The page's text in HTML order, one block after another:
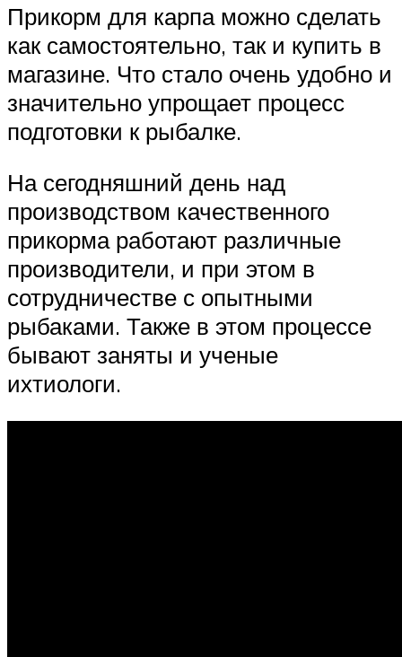
Прикорм для карпа можно сделать
как самостоятельно, так и купить в
магазине. Что стало очень удобно и
значительно упрощает процесс
подготовки к рыбалке.
На сегодняшний день над
производством качественного
прикорма работают различные
производители, и при этом в
сотрудничестве с опытными
рыбаками. Также в этом процессе
бывают заняты и ученые
ихтиологи.